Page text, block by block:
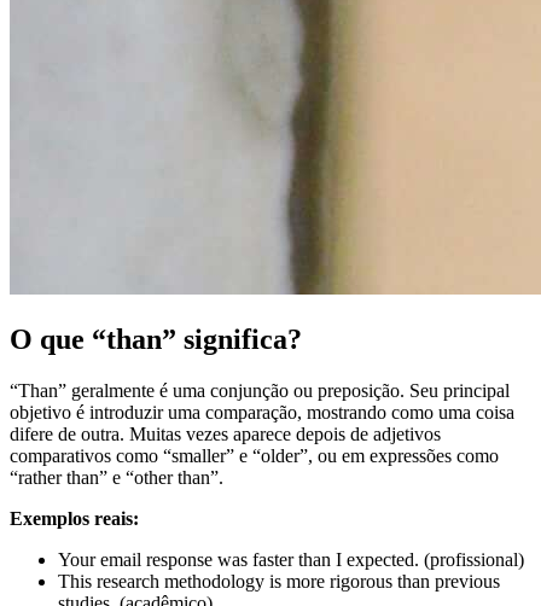
O que “than” significa?
“Than” geralmente é uma conjunção ou preposição. Seu principal
objetivo é introduzir uma comparação, mostrando como uma coisa
difere de outra. Muitas vezes aparece depois de adjetivos
comparativos como “smaller” e “older”, ou em expressões como
“rather than” e “other than”.
Exemplos reais:
Your email response was faster than I expected. (profissional)
This research methodology is more rigorous than previous